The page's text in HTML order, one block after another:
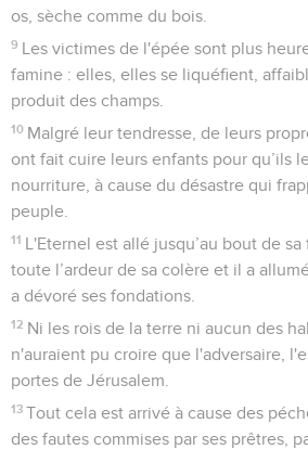
os, sèche comme du bois.
9 Les victimes de l'épée sont plus
famine : elles, elles se liquéfient,
produit des champs.
10 Malgré leur tendresse, de leurs
ont fait cuire leurs enfants pour qu’ils
nourriture, à cause du désastre qui
peuple.
11 L'Eternel est allé jusqu’au bout de
toute l’ardeur de sa colère et il a
a dévoré ses fondations.
12 Ni les rois de la terre ni aucun des
n'auraient pu croire que l'adversaire,
portes de Jérusalem.
13 Tout cela est arrivé à cause des
des fautes commises par ses prêtres,